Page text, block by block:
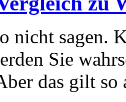
nicht sagen.
Sie
das gilt so